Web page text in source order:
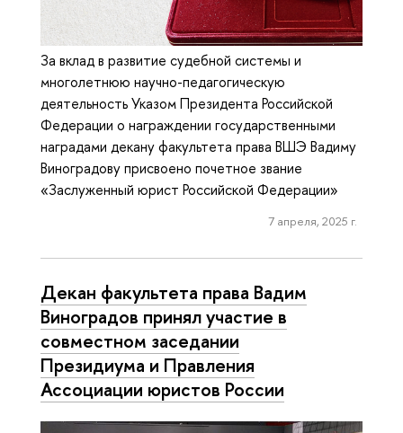
За вклад в развитие судебной системы и
многолетнюю научно-педагогическую
деятельность Указом Президента Российской
Федерации о награждении государственными
наградами декану факультета права ВШЭ Вадиму
Виноградову присвоено почетное звание
«Заслуженный юрист Российской Федерации»
7 апреля, 2025 г.
Декан факультета права Вадим
Виноградов принял участие в
совместном заседании
Президиума и Правления
Ассоциации юристов России